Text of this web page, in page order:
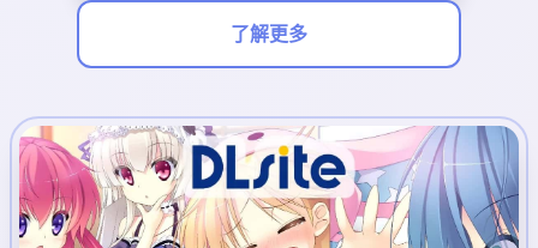
了解更多